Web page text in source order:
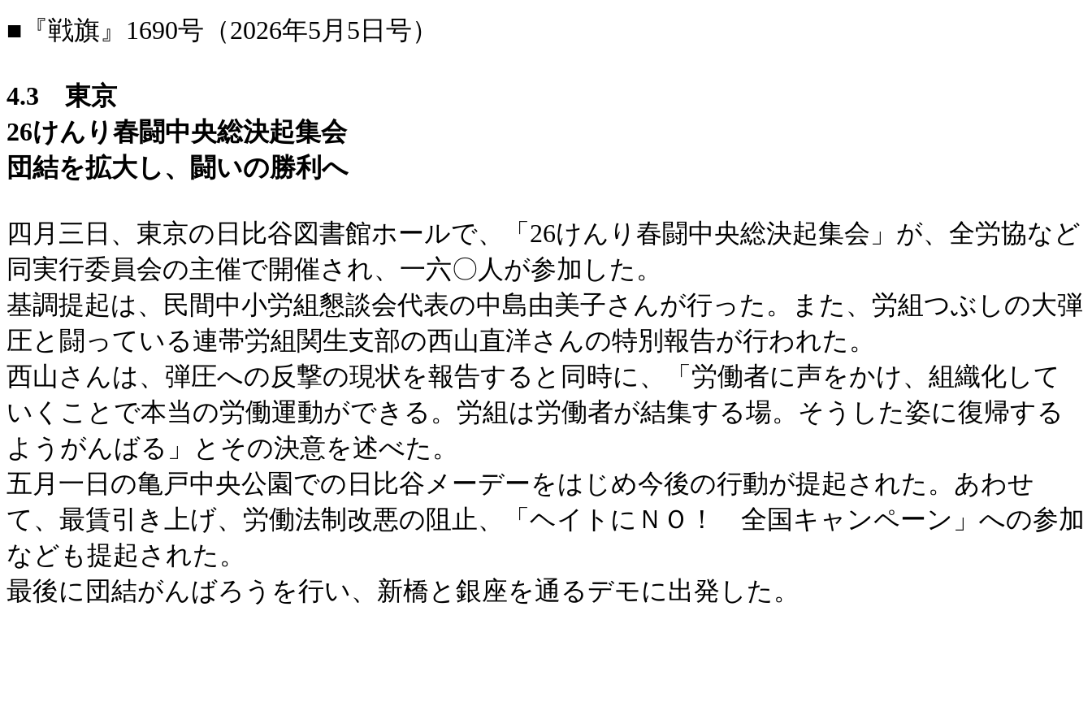
■『戦旗』1690号（2026年5月5日号）
4.3 東京
26けんり春闘中央総決起集会
団結を拡大し、闘いの勝利へ
四月三日、東京の日比谷図書館ホールで、「26けんり春闘中央総決起集会」が、全労協など
同実行委員会の主催で開催され、一六〇人が参加した。
基調提起は、民間中小労組懇談会代表の中島由美子さんが行った。また、労組つぶしの大弾
圧と闘っている連帯労組関生支部の西山直洋さんの特別報告が行われた。
西山さんは、弾圧への反撃の現状を報告すると同時に、「労働者に声をかけ、組織化して
いくことで本当の労働運動ができる。労組は労働者が結集する場。そうした姿に復帰する
ようがんばる」とその決意を述べた。
五月一日の亀戸中央公園での日比谷メーデーをはじめ今後の行動が提起された。あわせ
て、最賃引き上げ、労働法制改悪の阻止、「ヘイトにＮＯ！ 全国キャンペーン」への参加
なども提起された。
最後に団結がんばろうを行い、新橋と銀座を通るデモに出発した。